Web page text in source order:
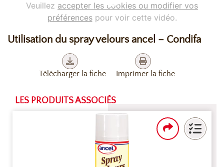
Veuillez accepter les cookies ou modifier vos
préférencespour voir cette vidéo.
Utilisation du spray velours ancel – Condifa
Télécharger la fiche Imprimer la fiche
LES PRODUITS ASSOCIÉS